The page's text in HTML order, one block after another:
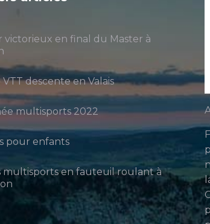
victorieux en final du Master à
VTT descente en Valais
multisports 2022
pour enfants
multisports en fauteuil roulant à